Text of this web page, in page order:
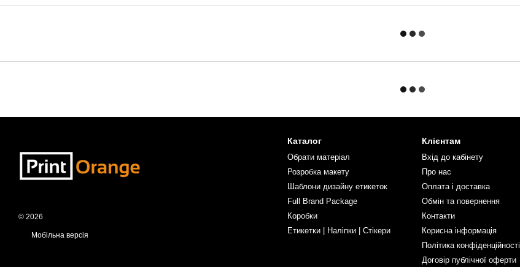
© 2026
Мобільна версія
Каталог
Обрати матеріал
Розробка макету
Шаблони дизайну етикеток
Full Brand Package
Коробки
Етикетки | Наліпки | Стікери
Клієнтам
Вхід до кабінету
Про нас
Оплата і доставка
Обмін та повернення
Контакти
Корисна інформація
Політика конфіденційності
Договір публічної оферти